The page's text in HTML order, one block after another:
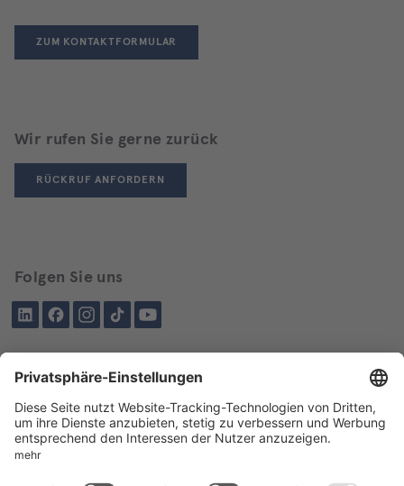
ZUM KONTAKTFORMULAR
Wir rufen Sie gerne zurück
RÜCKRUF ANFORDERN
Folgen Sie uns
LinkedInFacebookInstagramTiktokYouTube
Schon besucht?
Über BIKAR